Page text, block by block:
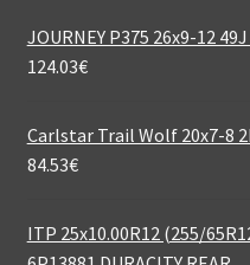
JOURNEY P375 26x9-12
124.03€
Carlstar Trail Wolf 20x7-8
84.53€
ITP 25x10.00R12 (255/